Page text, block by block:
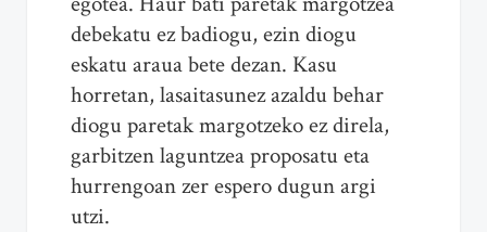
debekatu ez badiogu, ezin diogu
eskatu araua bete dezan. Kasu
horretan, lasaitasunez azaldu behar
diogu paretak margotzeko ez direla,
garbitzen laguntzea proposatu eta
hurrengoan zer espero dugun argi
utzi.